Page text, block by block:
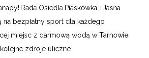
Rada Osiedla Piaskówka i Jasna
na bezpłatny sport dla każdego
miejsc z darmową wodą w Tarnowie.
kolejne zdroje uliczne